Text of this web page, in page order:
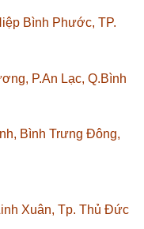
Bình Phước, TP.
P.An Lạc, Q.Bình
Bình Trưng Đông,
Xuân, Tp. Thủ Đức